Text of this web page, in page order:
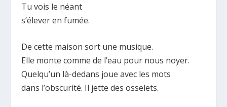
Tu vois le néant
s’élever en fumée.
De cette maison sort une musique.
Elle monte comme de l’eau pour nous noyer.
Quelqu’un là-dedans joue avec les mots
dans l’obscurité. Il jette des osselets.